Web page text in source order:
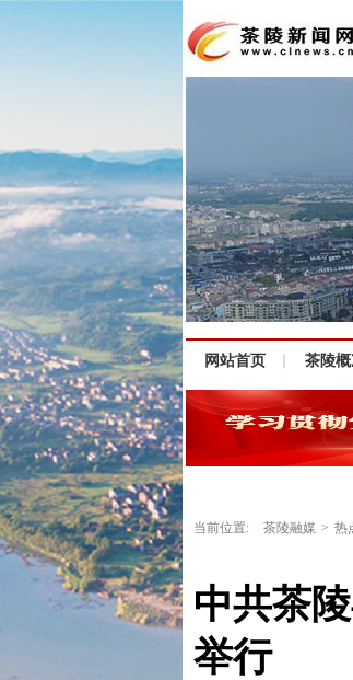
网站首页 茶陵概
当前位置: 茶陵融媒 > 热
中共茶
举行